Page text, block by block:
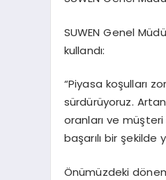
SUWEN Genel
kullandı:
“Piyasa koşulları
sürdürüyoruz.
oranları ve müşteri
başarılı bir şekilde
Önümüzdeki